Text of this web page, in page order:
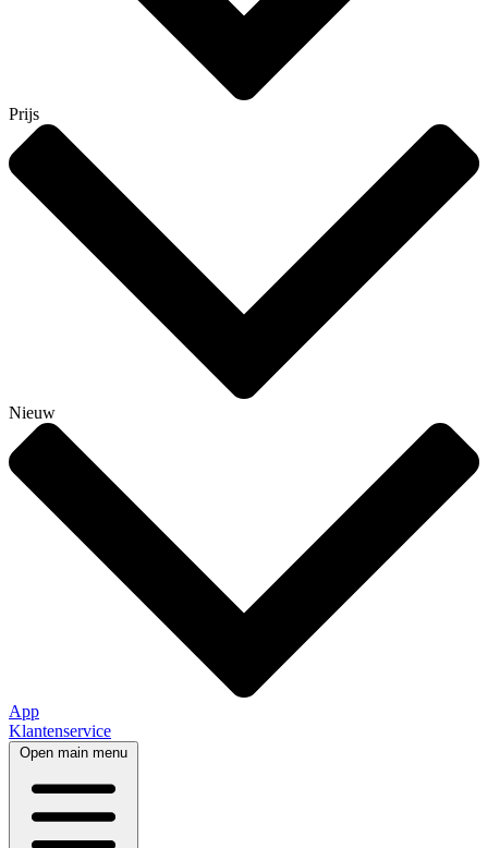
Prijs
Nieuw
App
Klantenservice
Open main menu